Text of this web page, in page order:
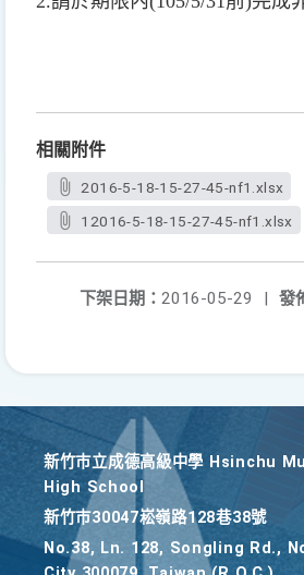
相關附件
2016-5-18-15-27-45-nf1.xlsx
12016-5-18-15-27-45-nf1.xlsx
發
下架日期： 2016-05-29
|
新竹巿立成德高級中學 Hsinchu
High School
新竹巿30047崧嶺路128巷38號
No.38, Ln. 128, Songling Rd.,